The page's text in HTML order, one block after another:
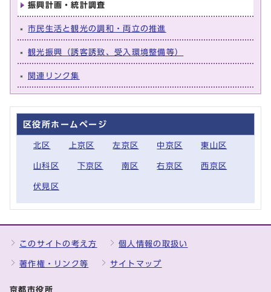
振興計画・統計調査
市民生活と観光の調和・両立の推進
観光振興（誘客誘致、受入環境整備等）
関連リンク集
区役所ホームページ
北区 上京区 左京区 中京区 東山区
山科区 下京区 南区 右京区 西京区
伏見区
このサイトの考え方 個人情報の取扱い
著作権・リンク等 サイトマップ
京都市役所